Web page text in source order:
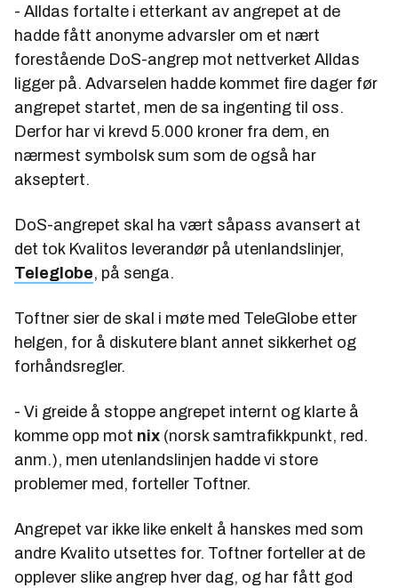
- Alldas fortalte i etterkant av angrepet at de
hadde fått anonyme advarsler om et nært
forestående DoS-angrep mot nettverket Alldas
ligger på. Advarselen hadde kommet fire dager før
angrepet startet, men de sa ingenting til oss.
Derfor har vi krevd 5.000 kroner fra dem, en
nærmest symbolsk sum som de også har
akseptert.
DoS-angrepet skal ha vært såpass avansert at
det tok Kvalitos leverandør på utenlandslinjer,
Teleglobe, på senga.
Toftner sier de skal i møte med TeleGlobe etter
helgen, for å diskutere blant annet sikkerhet og
forhåndsregler.
- Vi greide å stoppe angrepet internt og klarte å
komme opp mot nix (norsk samtrafikkpunkt, red.
anm.), men utenlandslinjen hadde vi store
problemer med, forteller Toftner.
Angrepet var ikke like enkelt å hanskes med som
andre Kvalito utsettes for. Toftner forteller at de
opplever slike angrep hver dag, og har fått god